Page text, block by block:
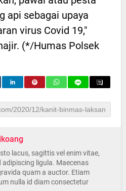
api sebagai upaya
virus Covid 19,"
(*/Humas Polsek
lacus, sagittis vel enim vitae,
adipiscing ligula. Maecenas
quam a auctor. Etiam
nulla id diam consectetur